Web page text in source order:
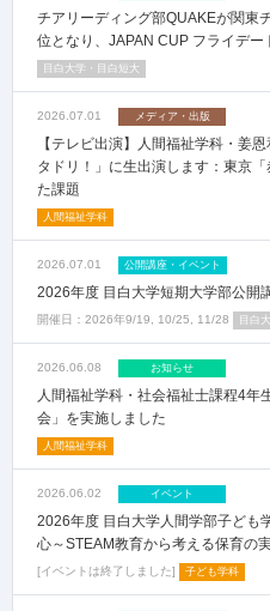
チアリーディング部QUAKEが関東
位となり、JAPAN CUP フライデ
目白大学・目白短大
2026.07.01 メディア・出版
【テレビ出演】人間福祉学科・姜
タドリ！」に生出演します：東京
た課題
人間福祉学科
2026.07.01 公開講座・イベント
2026年度 目白大学短期大学部公開
開催日： 2026年9/19, 10/25, 11/28 目白
2026.06.08 お知らせ
人間福祉学科・社会福祉士課程4年
会」を実施しました
人間福祉学科
2026.06.02 イベント
2026年度 目白大学人間学部子ども
心～STEAM教育から考える保育の
イベントは終了しました 子ども学科